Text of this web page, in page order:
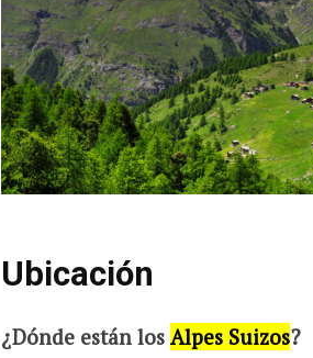
Ubicación
¿Dónde están los Alpes Suizos?